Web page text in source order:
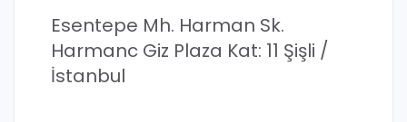
Esentepe Mh. Harman Sk.
Harmanc Giz Plaza Kat: 11 Şişli /
İstanbul